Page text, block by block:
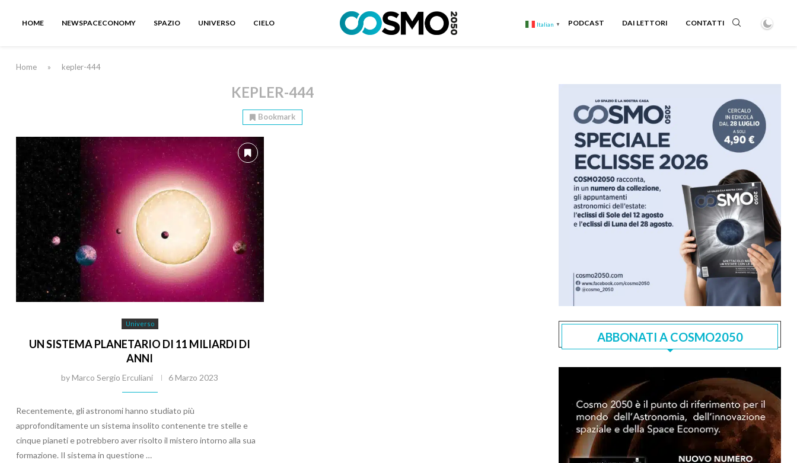
HOME NEWSPACECONOMY SPAZIO UNIVERSO CIELO Italian ▼ PODCAST DAI LETTORI CONTATTI
Home » kepler-444
KEPLER-444
Bookmark
Universo
UN SISTEMA PLANETARIO DI 11 MILIARDI DI
ANNI
byMarco Sergio Erculiani 6 Marzo 2023
Recentemente, gli astronomi hanno studiato più
approfonditamente un sistema insolito contenente tre stelle e
cinque pianeti e potrebbero aver risolto il mistero intorno alla sua
formazione. Il sistema in questione …
ABBONATI A COSMO2050